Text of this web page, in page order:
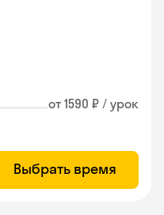
от 1590 ₽ / урок
Выбрать время